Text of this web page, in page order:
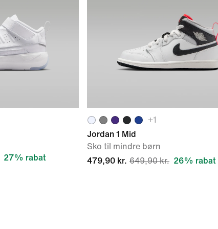
27% rabat
+1
Jordan 1 Mid
Sko til mindre børn
479,90 kr. 649,90 kr. 26% rabat